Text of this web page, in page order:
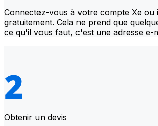
Connectez-vous à votre compte Xe ou
gratuitement. Cela ne prend que
ce qu'il vous faut, c'est une adresse e-
Obtenir un devis